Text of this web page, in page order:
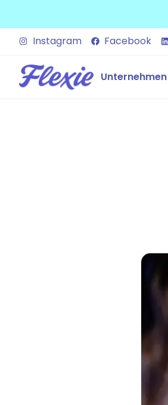
Instagram Facebook
Unternehmen